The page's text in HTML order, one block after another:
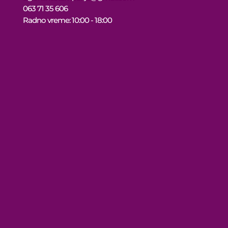
063 71 35 606
Radno vreme: 10:00 - 18:00